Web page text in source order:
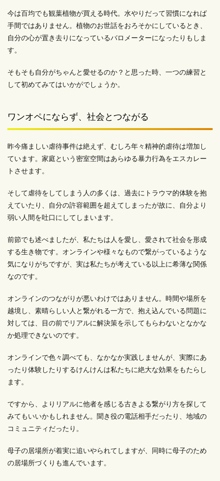
今は百均でも観葉植物が買える時代。水やりだって習慣になれば
手間ではありません。植物のお世話をおろそかにしているとき、
自分の心が置き去りになっているバロメーターになったりもしま
す。
そもそも自分がちゃんと愛せるのか？と思った時、一つの練習と
して初めてみてはいかがでしょうか。
ワンオペにならず、社会とつながる
昨今痛ましい虐待事件は絶えず、むしろ年々精神的虐待は増加し
ています。家庭という密室空間はあらゆる暴力行為をエスカレー
トさせます。
そして虐待をしてしまう人の多くは、過去にトラウマ的体験を抱
えていたり、自分の許容範囲を超えてしまったが故に、自分より
弱い人間を吐口にしてしまいます。
前節でも述べましたが、私たちは人を愛し、愛されて社会を形成
する生き物です。オンラインや様々なもので繋がっているような
気になりがちですが、実は私たちが考えている以上に希薄な関係
なのです。
オンラインのつながりが悪いわけではありません。時間や場所を
越境し、素晴らしい人と繋がれる一方で、抱え込んでいる問題に
対しては、目の前でリアルに解決策を示してもらわないとなかな
か処理できないのです。
オンラインで色々調べても、なかなか実践しませんが、実際にあ
ったり体験したりするけんけんは私たちに絶大な効果をもたらし
ます。
ですから、よりリアルに他者を感じる古きよる繋がり方を探して
みてもいいかもしれません。聞き役の電話相手だったり、地域の
コミュニティだったり。
母子の居場所が着実に追いやられてしますが、同時に母子のため
の居場所づくりも進んでいます。